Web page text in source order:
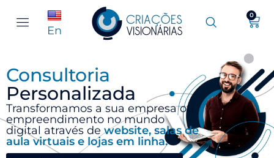
En
0
Consultoria
Personalizada
Transformamos a sua empresa ou
empreendimento no mundo
digital através dewebsite, salas de
aula virtuais e lojas em linha.